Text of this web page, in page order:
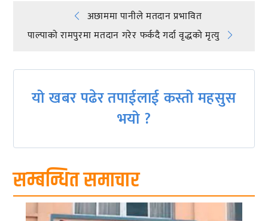
Post
navigation
अछाममा पानीले मतदान प्रभावित
पाल्पाकाे रामपुरमा मतदान गरेर फर्कदै गर्दा वृद्धको मृत्यु
यो खबर पढेर तपाईलाई कस्तो महसुस
भयो ?
सम्बन्धित समाचार